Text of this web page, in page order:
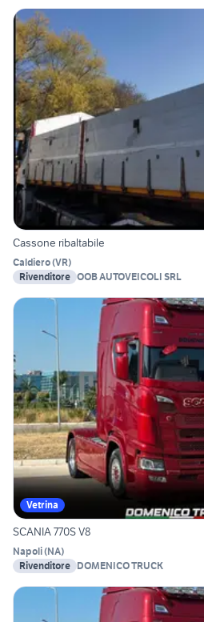
Cassone ribaltabile
Caldiero(VR)
Rivenditore OOB AUTOVEICOLI SRL
Vetrina
SCANIA 770S V8
Napoli(NA)
Rivenditore DOMENICO TRUCK